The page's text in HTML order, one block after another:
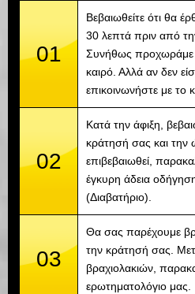
01
Βεβαιωθείτε ότι θα
30 λεπτά πριν από
Συνήθως προχωράμε
καιρό. Αλλά αν δεν
επικοινωνήστε με το
02
Κατά την άφιξη,
κράτησή σας και την
επιβεβαιωθεί,
έγκυρη άδεια
(Διαβατήριο).
03
Θα σας παρέχουμε
την κράτησή σας.
βραχιολακιών,
ερωτηματολόγιο μας.